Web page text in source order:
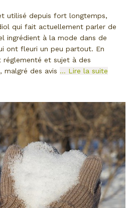
utilisé depuis fort longtemps,
qui fait actuellement parler de
ingrédient à la mode dans de
ont fleuri un peu partout. En
et sujet à des
malgré des avis … Lire la suite